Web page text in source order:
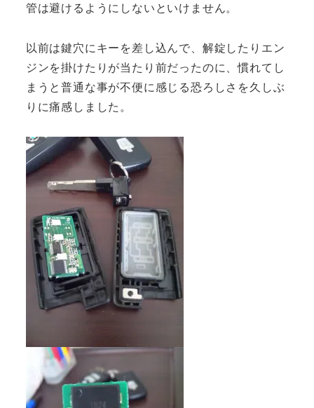
管は避けるようにしないといけません。
以前は鍵穴にキーを差し込んで、解錠したりエン
ジンを掛けたりが当たり前だったのに、慣れてし
まうと普通な事が不便に感じる恐ろしさを久しぶ
りに痛感しました。